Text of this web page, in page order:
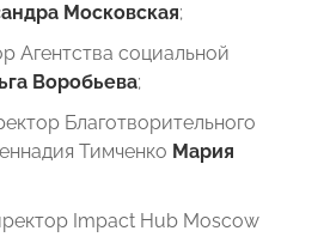
Московская;
Агентства социальной
Воробьева;
Благотворительного
Тимченко Мария
Impact Hub Moscow